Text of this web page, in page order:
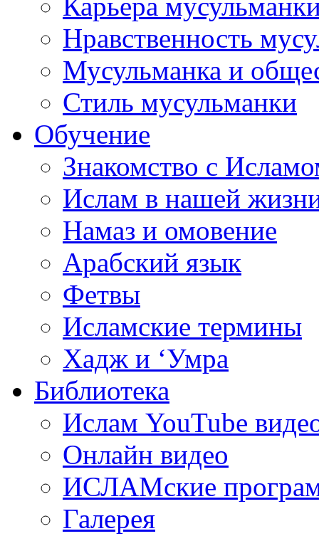
Нравственность
Мусульманка и
Стиль мусульманки
Обучение
Знакомство с
Ислам в нашей
Намаз и омовение
Арабский язык
Фетвы
Исламские термины
Хадж и ‘Умра
Библиотека
Ислам YouTube
Онлайн видео
ИСЛАМские
Галерея